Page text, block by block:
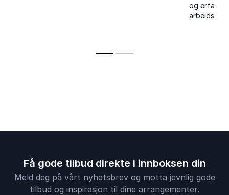
og
Få gode tilbud direkte i innboksen din
Meld deg på vårt nyhetsbrev og motta jevnlig gode
tilbud og inspirasjon til dine arrangementer.